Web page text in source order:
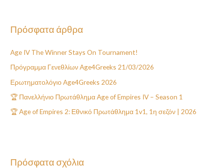
ή
η
σ
η
γ
ι
Πρόσφατα άρθρα
Age IV The Winner Stays On Tournament!
Πρόγραμμα Γενεθλίων Age4Greeks 21/03/2026
Ερωτηματολόγιο Age4Greeks 2026
🏆 Πανελλήνιο Πρωτάθλημα Age of Empires IV – Season 1
🏆 Age of Empires 2: Εθνικό Πρωτάθλημα 1v1, 1η σεζόν | 2026
Πρόσφατα σχόλια